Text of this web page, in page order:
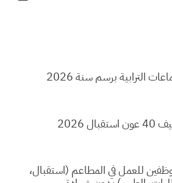
الترابية برسم سنة 2026
2026
للعمل في المطاعم (استقبال،